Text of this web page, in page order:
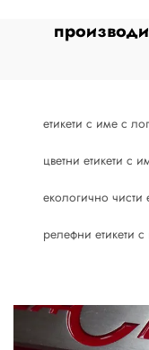
етикети с име с
цветни етикети с
екологично чисти
релефни етикети